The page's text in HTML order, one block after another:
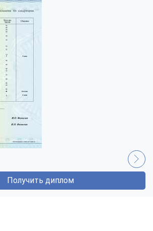
Получить диплом